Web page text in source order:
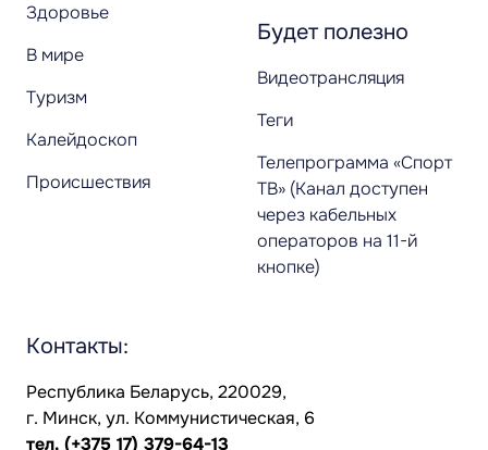
Здоровье
В мире
Туризм
Калейдоскоп
Происшествия
Будет полезно
Видеотрансляция
Теги
Телепрограмма «Спорт
ТВ» (Канал доступен
через кабельных
операторов на 11-й
кнопке)
Контакты:
Республика Беларусь, 220029,
г. Минск, ул. Коммунистическая, 6
тел. (+375 17) 379-64-13